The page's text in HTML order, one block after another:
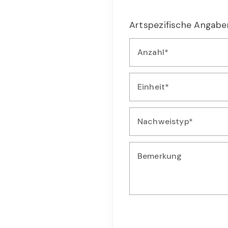
Artspezifische
Anzahl*
Geben Sie die Anzahl der
Einheit*
Wählen Sie die Einheit für
Nachweistyp*
Wählen Sie die Art des
Bemerkung